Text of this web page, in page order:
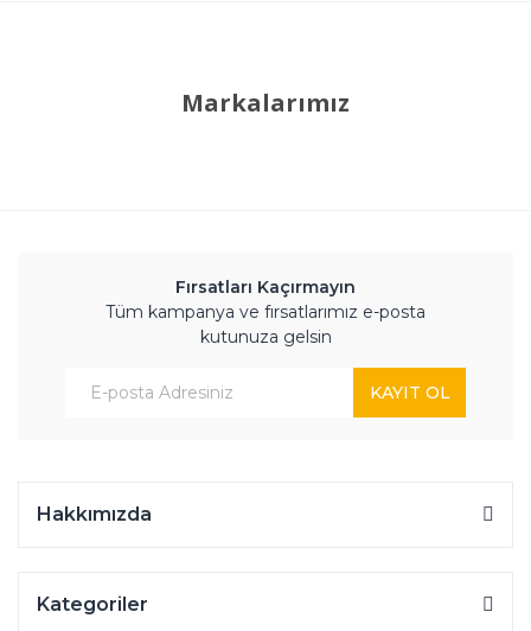
Markalarımız
Fırsatları Kaçırmayın
Tüm kampanya ve fırsatlarımız e-posta
kutunuza gelsin
KAYIT OL
Hakkımızda
Kategoriler